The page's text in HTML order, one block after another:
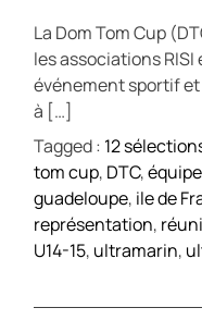
La Dom Tom Cup
les associations
événement sportif
à […]
Tagged : 12
tom cup, DTC,équipe
guadeloupe, ile de
représentation,
U14-15, ultramarin,